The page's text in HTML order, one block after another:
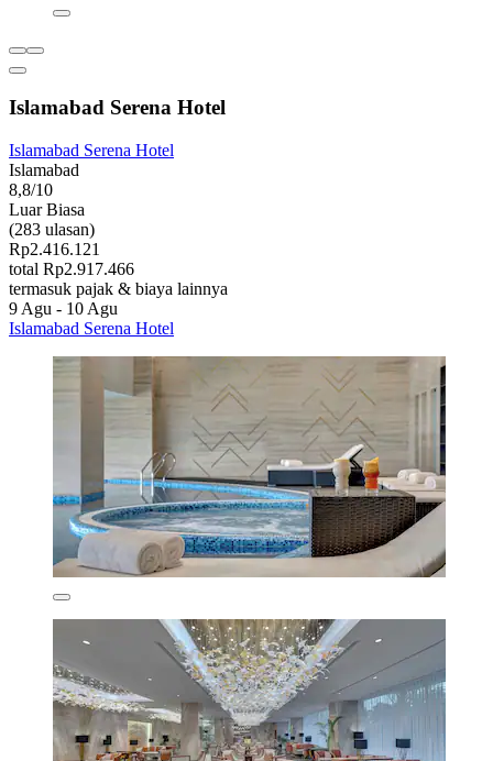
Islamabad Serena Hotel
Islamabad Serena Hotel
Islamabad
8,8/10
Luar Biasa
(283 ulasan)
Rp2.416.121
total Rp2.917.466
termasuk pajak & biaya lainnya
9 Agu - 10 Agu
Islamabad Serena Hotel